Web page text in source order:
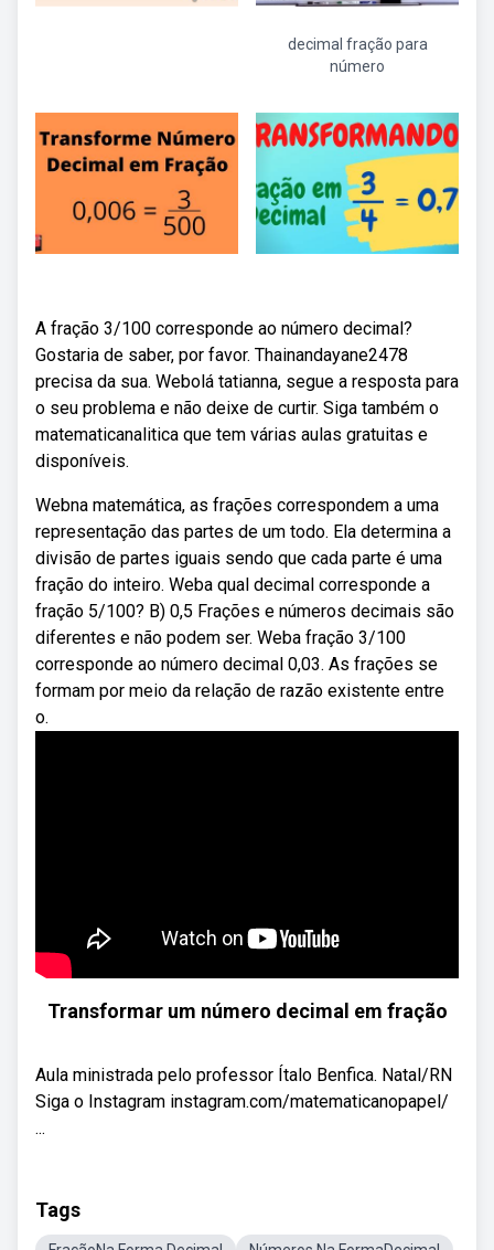
decimal fração para
número
A fração 3/100 corresponde ao número decimal?
Gostaria de saber, por favor. Thainandayane2478
precisa da sua. Webolá tatianna, segue a resposta para
o seu problema e não deixe de curtir. Siga também o
matematicanalitica que tem várias aulas gratuitas e
disponíveis.
Webna matemática, as frações correspondem a uma
representação das partes de um todo. Ela determina a
divisão de partes iguais sendo que cada parte é uma
fração do inteiro. Weba qual decimal corresponde a
fração 5/100? B) 0,5 Frações e números decimais são
diferentes e não podem ser. Weba fração 3/100
corresponde ao número decimal 0,03. As frações se
formam por meio da relação de razão existente entre
o.
Transformar um número decimal em fração
Aula ministrada pelo professor Ítalo Benfica. Natal/RN
Siga o Instagram instagram.com/matematicanopapel/
...
Tags